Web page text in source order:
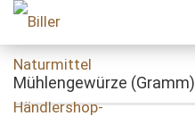
Mühlengewürze (Gramm)